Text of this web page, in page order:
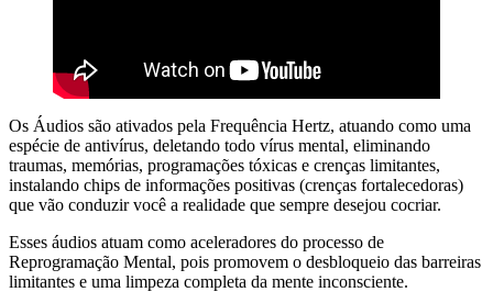
Os Áudios são ativados pela Frequência Hertz, atuando como uma
espécie de antivírus, deletando todo vírus mental, eliminando
traumas, memórias, programações tóxicas e crenças limitantes,
instalando chips de informações positivas (crenças fortalecedoras)
que vão conduzir você a realidade que sempre desejou cocriar.
Esses áudios atuam como aceleradores do processo de
Reprogramação Mental, pois promovem o desbloqueio das barreiras
limitantes e uma limpeza completa da mente inconsciente.